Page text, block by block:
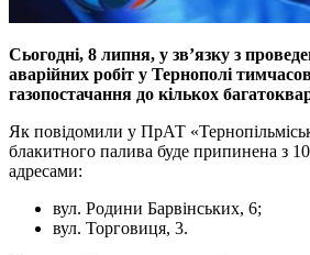
Сьогодні, 8 липня, у зв’язку з
аварійних робіт у Тернополі
газопостачання до кількох
Як повідомили у ПрАТ
блакитного палива буде припинена з
адресами:
вул. Родини Барвінських, 6;
вул. Торговиця, 3.